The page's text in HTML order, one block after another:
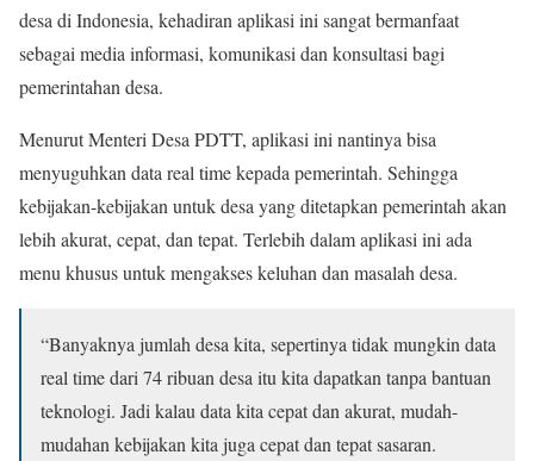
desa di Indonesia, kehadiran aplikasi ini sangat bermanfaat
sebagai media informasi, komunikasi dan konsultasi bagi
pemerintahan desa.
Menurut Menteri Desa PDTT, aplikasi ini nantinya bisa
menyuguhkan data real time kepada pemerintah. Sehingga
kebijakan-kebijakan untuk desa yang ditetapkan pemerintah akan
lebih akurat, cepat, dan tepat. Terlebih dalam aplikasi ini ada
menu khusus untuk mengakses keluhan dan masalah desa.
“Banyaknya jumlah desa kita, sepertinya tidak mungkin data
real time dari 74 ribuan desa itu kita dapatkan tanpa bantuan
teknologi. Jadi kalau data kita cepat dan akurat, mudah-
mudahan kebijakan kita juga cepat dan tepat sasaran.